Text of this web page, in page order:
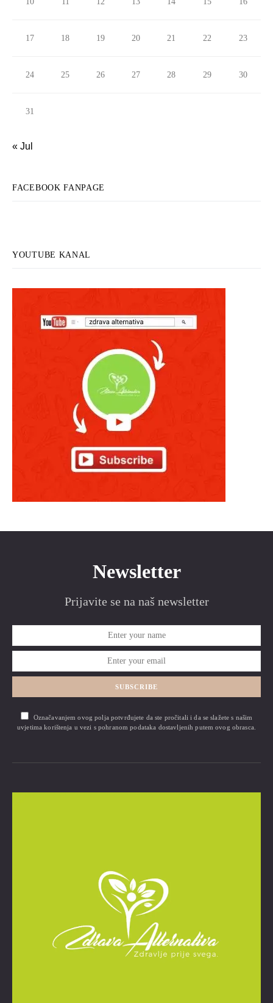
17 18 19 20 21 22 23
24 25 26 27 28 29 30
31
« Jul
FACEBOOK FANPAGE
YOUTUBE KANAL
Newsletter
Prijavite se na naš newsletter
SUBSCRIBE
Označavanjem ovog polja potvrđujete da ste pročitali i da se slažete s našim
uvjetima korištenja u vezi s pohranom podataka dostavljenih putem ovog obrasca.